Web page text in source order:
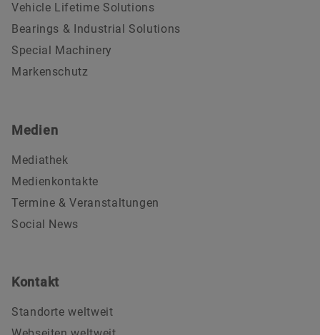
Vehicle Lifetime Solutions
Bearings & Industrial Solutions
Special Machinery
Markenschutz
Medien
Mediathek
Medienkontakte
Termine & Veranstaltungen
Social News
Kontakt
Standorte weltweit